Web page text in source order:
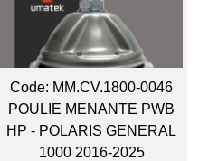
Code: MM.CV.1800-0046
POULIE MENANTE PWB
HP - POLARIS GENERAL
1000 2016-2025